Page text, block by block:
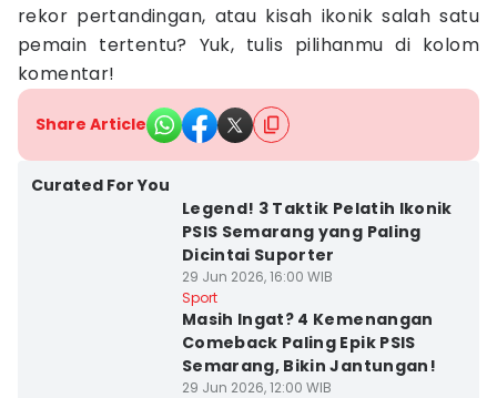
rekor pertandingan, atau kisah ikonik salah satu
pemain tertentu? Yuk, tulis pilihanmu di kolom
komentar!
Share Article
Curated For You
Legend! 3 Taktik Pelatih Ikonik
PSIS Semarang yang Paling
Dicintai Suporter
29 Jun 2026, 16:00 WIB
Sport
Masih Ingat? 4 Kemenangan
Comeback Paling Epik PSIS
Semarang, Bikin Jantungan!
29 Jun 2026, 12:00 WIB